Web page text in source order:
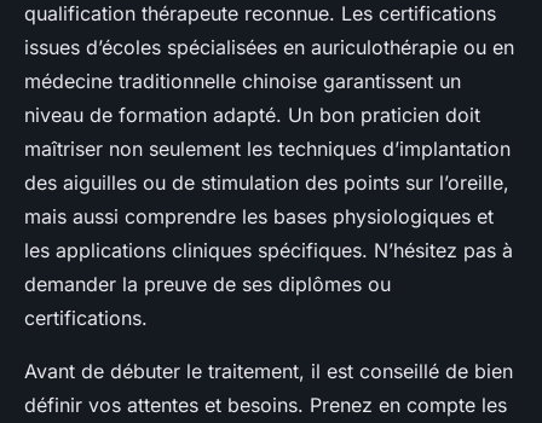
qualification thérapeute reconnue. Les certifications
issues d’écoles spécialisées en auriculothérapie ou en
médecine traditionnelle chinoise garantissent un
niveau de formation adapté. Un bon praticien doit
maîtriser non seulement les techniques d’implantation
des aiguilles ou de stimulation des points sur l’oreille,
mais aussi comprendre les bases physiologiques et
les applications cliniques spécifiques. N’hésitez pas à
demander la preuve de ses diplômes ou
certifications.
Avant de débuter le traitement, il est conseillé de bien
définir vos attentes et besoins. Prenez en compte les